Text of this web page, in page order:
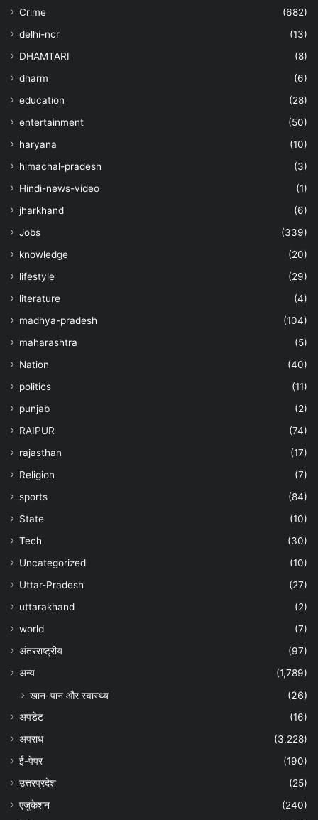
Crime
(682)
delhi-ncr
(13)
DHAMTARI
(8)
dharm
(6)
education
(28)
entertainment
(50)
haryana
(10)
himachal-pradesh
(3)
Hindi-news-video
(1)
jharkhand
(6)
Jobs
(339)
knowledge
(20)
lifestyle
(29)
literature
(4)
madhya-pradesh
(104)
maharashtra
(5)
Nation
(40)
politics
(11)
punjab
(2)
RAIPUR
(74)
rajasthan
(17)
Religion
(7)
sports
(84)
State
(10)
Tech
(30)
Uncategorized
(10)
Uttar-Pradesh
(27)
uttarakhand
(2)
world
(7)
अंतरराष्ट्रीय
(97)
अन्‍य
(1,789)
खान-पान और स्वास्थ्य (26)
अपडेट
(16)
अपराध
(3,228)
ई-पेपर
(190)
उत्तरप्रदेश
(25)
एजुकेशन
(240)